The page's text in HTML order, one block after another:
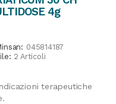
4g
045814187
2 Articoli
terapeutiche